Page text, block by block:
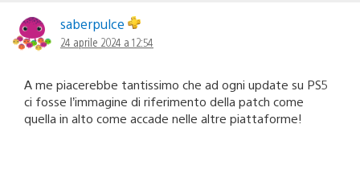
saberpulce
24 aprile 2024 a 12:54
A me piacerebbe tantissimo che ad ogni update su PS5
ci fosse l’immagine di riferimento della patch come
quella in alto come accade nelle altre piattaforme!